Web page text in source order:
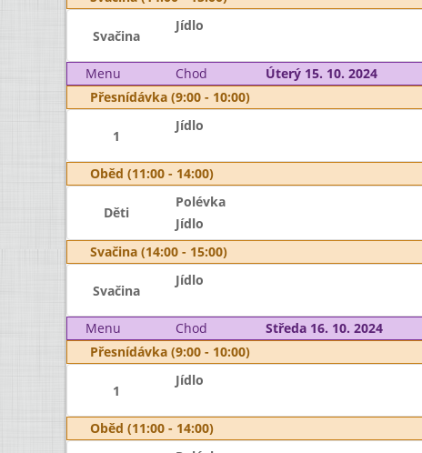
Svačina
Jídlo
Menu Chod Úterý 15. 10. 2024
Přesnídávka (9:00 - 10:00)
1
Jídlo
Oběd (11:00 - 14:00)
Děti
Polévka
Jídlo
Svačina (14:00 - 15:00)
Svačina
Jídlo
Menu Chod Středa 16. 10. 2024
Přesnídávka (9:00 - 10:00)
1
Jídlo
Oběd (11:00 - 14:00)